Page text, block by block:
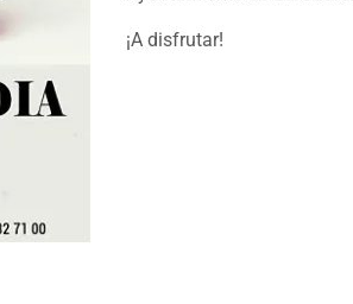
¡A disfrutar!